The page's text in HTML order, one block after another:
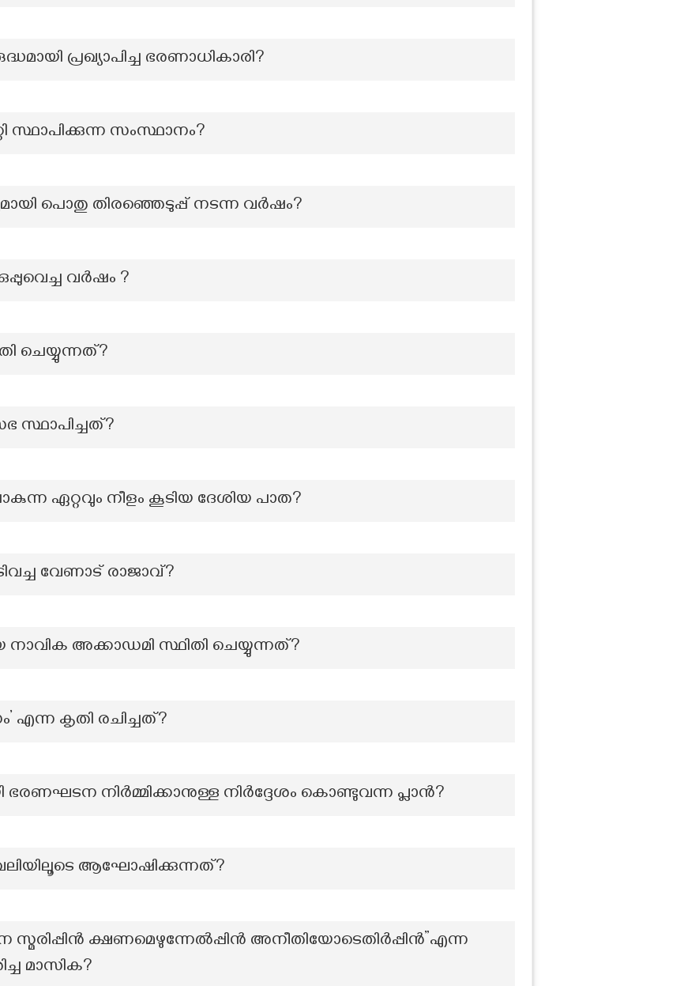
പ്രഖ്യാപിച്ച ഭരണാധികാരി?
സ്ഥാപിക്കുന്ന സംസ്ഥാനം?
പൊതു തിരഞ്ഞെടുപ്പ് നടന്ന വർഷം?
വർഷം ?
ചെയ്യുന്നത്?
സ്ഥാപിച്ചത്?
ഏറ്റവും നീളം കൂടിയ ദേശിയ പാത?
വേണാട് രാജാവ്?
നാവിക അക്കാഡമി സ്ഥിതി ചെയ്യുന്നത്?
എന്ന കൃതി രചിച്ചത്?
ഭരണഘടന നിർമ്മിക്കാനുള്ള നിർദ്ദേശം കൊണ്ടുവന്ന പ്ലാൻ?
ആഘോഷിക്കുന്നത്?
ക്ഷണമെഴുന്നേൽപ്പിൻ അനീതിയോടെതിർപ്പിൻ”എന്ന
മാസിക?